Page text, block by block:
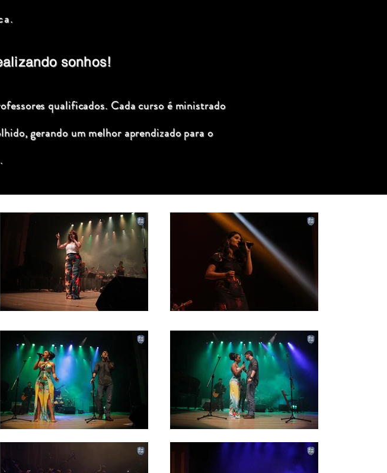
sonhos!
qualificados. Cada curso é ministrado
gerando um melhor aprendizado para o